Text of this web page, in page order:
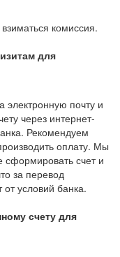
комиссия.
для
электронную почту и
через интернет-
Рекомендуем
оплату. Мы
счет и
за перевод
условий банка.
счету для